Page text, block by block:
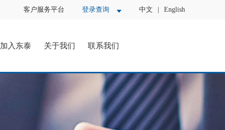
中文 English
登录查询
客户服务平台
加入东泰 关于我们 联系我们